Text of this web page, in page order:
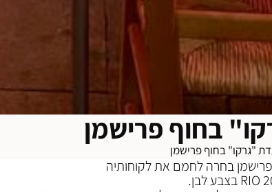
בחוף פרישמן
"גרקו" בחוף פרישמן
פרישמן בחרה לחמם את לקוחותיה